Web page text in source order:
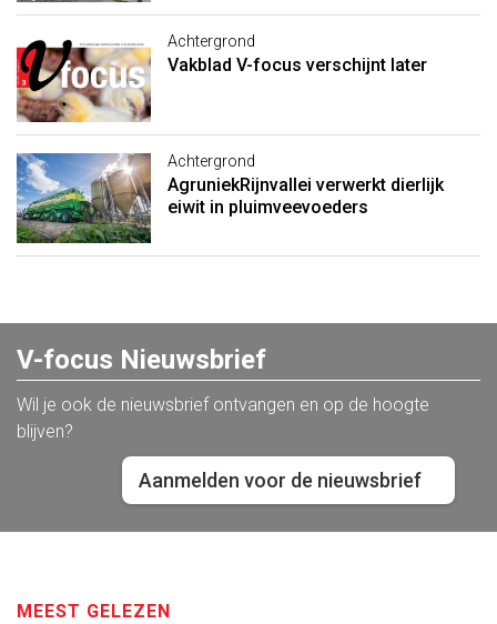
Achtergrond
Vakblad V-focus verschijnt later
Achtergrond
AgruniekRijnvallei verwerkt dierlijk
eiwit in pluimveevoeders
V-focus Nieuwsbrief
Wil je ook de nieuwsbrief ontvangen en op de hoogte
blijven?
Aanmelden voor de nieuwsbrief
MEEST GELEZEN